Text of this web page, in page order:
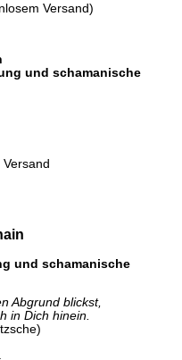
Versand)
und schamanische
und schamanische
Abgrund blickst,
in Dich hinein.